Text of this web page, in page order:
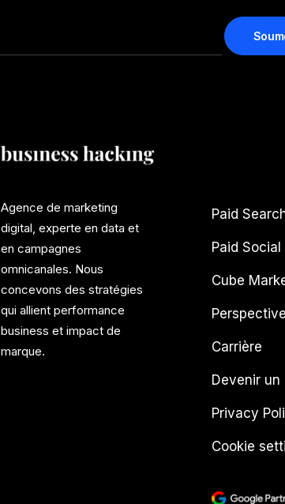
Agence de marketing
digital, experte en data et
en campagnes
omnicanales. Nous
concevons des stratégies
qui allient performance
business et impact de
marque.
Paid
Paid
Cube
Carrière
Devenir
Privacy
Cookie